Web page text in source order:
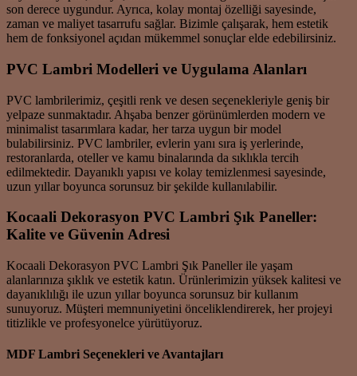
son derece uygundur. Ayrıca, kolay montaj özelliği sayesinde,
zaman ve maliyet tasarrufu sağlar. Bizimle çalışarak, hem estetik
hem de fonksiyonel açıdan mükemmel sonuçlar elde edebilirsiniz.
PVC Lambri Modelleri ve Uygulama Alanları
PVC lambrilerimiz, çeşitli renk ve desen seçenekleriyle geniş bir
yelpaze sunmaktadır. Ahşaba benzer görünümlerden modern ve
minimalist tasarımlara kadar, her tarza uygun bir model
bulabilirsiniz. PVC lambriler, evlerin yanı sıra iş yerlerinde,
restoranlarda, oteller ve kamu binalarında da sıklıkla tercih
edilmektedir. Dayanıklı yapısı ve kolay temizlenmesi sayesinde,
uzun yıllar boyunca sorunsuz bir şekilde kullanılabilir.
Kocaali Dekorasyon PVC Lambri Şık Paneller:
Kalite ve Güvenin Adresi
Kocaali Dekorasyon PVC Lambri Şık Paneller ile yaşam
alanlarınıza şıklık ve estetik katın. Ürünlerimizin yüksek kalitesi ve
dayanıklılığı ile uzun yıllar boyunca sorunsuz bir kullanım
sunuyoruz. Müşteri memnuniyetini önceliklendirerek, her projeyi
titizlikle ve profesyonelce yürütüyoruz.
MDF Lambri Seçenekleri ve Avantajları